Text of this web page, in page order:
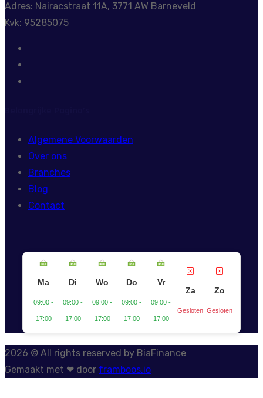
Adres: Nairacstraat 11A, 3771 AW Barneveld
Kvk: 95285075
Algemene Voorwaarden
Over ons
Branches
Blog
Contact
Ma
09:00 -
17:00
Di
09:00 -
17:00
Wo
09:00 -
17:00
Do
09:00 -
17:00
Vr
09:00 -
17:00
Za
Gesloten
Zo
Gesloten
2026 © All rights reserved by BiaFinance
Gemaakt met ❤ door framboos.io